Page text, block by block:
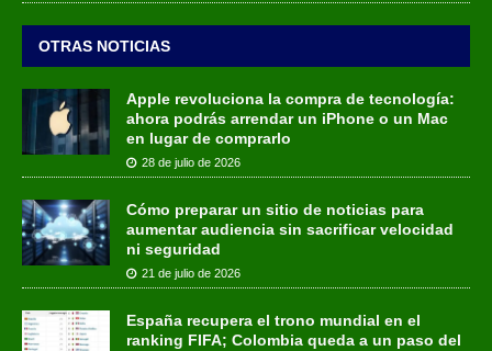
OTRAS NOTICIAS
Apple revoluciona la compra de tecnología:
ahora podrás arrendar un iPhone o un Mac
en lugar de comprarlo
28 de julio de 2026
Cómo preparar un sitio de noticias para
aumentar audiencia sin sacrificar velocidad
ni seguridad
21 de julio de 2026
España recupera el trono mundial en el
ranking FIFA; Colombia queda a un paso del